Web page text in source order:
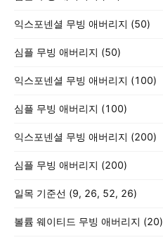
익스포넨셜 무빙 애버리지 (50)
심플 무빙 애버리지 (50)
익스포넨셜 무빙 애버리지 (100)
심플 무빙 애버리지 (100)
익스포넨셜 무빙 애버리지 (200)
심플 무빙 애버리지 (200)
일목 기준선 (9, 26, 52, 26)
볼륨 웨이티드 무빙 애버리지 (20)